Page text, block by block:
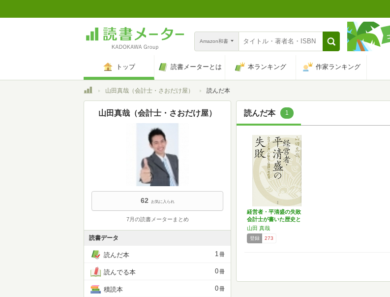
Amazon和書
トップ 読書メーターとは 本ランキング 作家ランキング
トップ山田真哉（会計士・さおだけ屋） 読んだ本
読んだ本 1
経営者・平清盛の失敗
会計士が書いた歴史と
経…
山田 真哉
登録 273
山田真哉（会計士・さおだけ屋）
62 お気に入られ
7月の読書メーターまとめ
読書データ
読んだ本 1冊
読んでる本 0冊
積読本 0冊